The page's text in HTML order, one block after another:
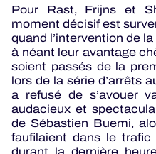
Pour Rast, Frijns et
moment décisif est
quand l’intervention de
à néant leur avantage
soient passés de la
lors de la série d’arrêts
a refusé de s’avouer
audacieux et
de Sébastien Buemi,
faufilaient dans le